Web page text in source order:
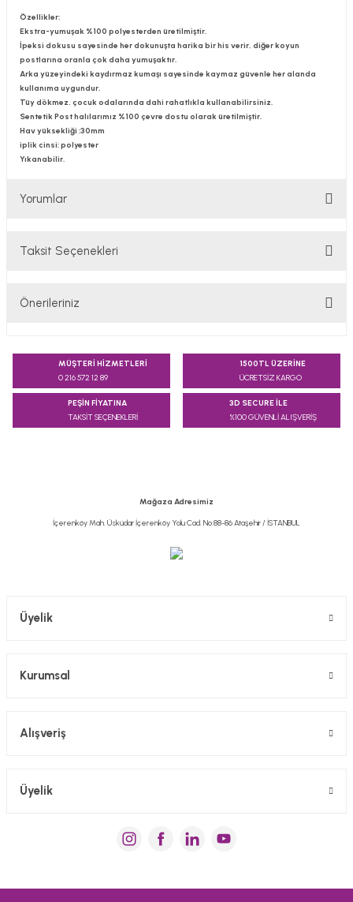
Özellikler:
Ekstra-yumuşak %100 polyesterden üretilmiştir.
İpeksi dokusu sayesinde her dokunuşta harika bir his verir, diğer koyun
postlarına oranla çok daha yumuşaktır.
Arka yüzeyindeki kaydırmaz kumaşı sayesinde kaymaz güvenle her alanda
kullanıma uygundur.
Tüy dökmez, çocuk odalarında dahi rahatlıkla kullanabilirsiniz.
Sentetik Post halılarımız %100 çevre dostu olarak üretilmiştir.
Hav yüksekliği :30mm
iplik cinsi: polyester
Yıkanabilir.
Yorumlar
Taksit Seçenekleri
Önerileriniz
konularda yetersiz gördüğünüz noktaları öneri formunu
kullanarak tarafımıza iletebilirsiniz.
Ürün resmi kalitesiz, bozuk veya görüntülenemiyor.
MÜŞTERİ HİZMETLERİ
0 216 572 12 89
1500TL ÜZERİNE
ÜCRETSİZ KARGO
PEŞİN FİYATINA
TAKSİT SEÇENEKLERİ
3D SECURE İLE
%100 GÜVENLİ ALIŞVERİŞ
Mağaza Adresimiz
İçerenköy Mah. Üsküdar İçerenköy Yolu Cad. No:88-86 Ataşehir / İSTANBUL
Üyelik
Kurumsal
Alışveriş
Üyelik